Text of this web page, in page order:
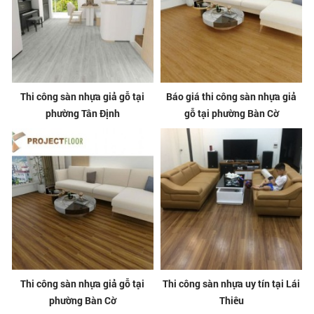
Thi công sàn nhựa giả gỗ tại
phường Tân Định
Báo giá thi công sàn nhựa giả
gỗ tại phường Bàn Cờ
Thi công sàn nhựa giả gỗ tại
phường Bàn Cờ
Thi công sàn nhựa uy tín tại Lái
Thiêu